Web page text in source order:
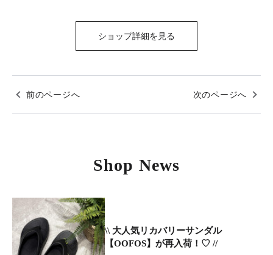
ショップ詳細を見る
前のページへ 次のページへ
Shop News
\\ 大人気リカバリーサンダル
【OOFOS】が再入荷！♡ //